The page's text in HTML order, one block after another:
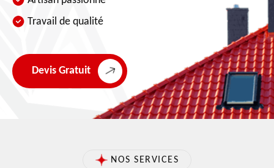
Travail de qualité
Devis Gratuit
NOS SERVICES